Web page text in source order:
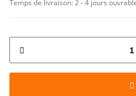
Temps de livraison:2 - 4 jours